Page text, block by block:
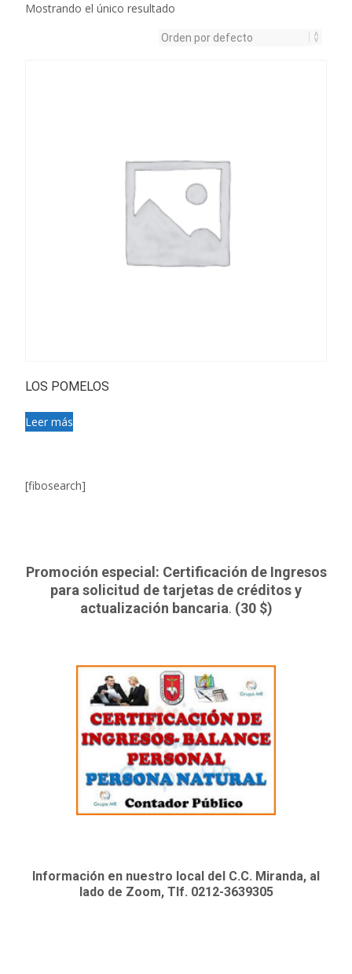
Mostrando el único resultado
LOS POMELOS
Leer más
[fibosearch]
Promoción especial: Certificación de Ingresos
para solicitud de tarjetas de créditos y
actualización bancaria. (30 $)
Información en nuestro local del C.C. Miranda, al
lado de Zoom, Tlf. 0212-3639305